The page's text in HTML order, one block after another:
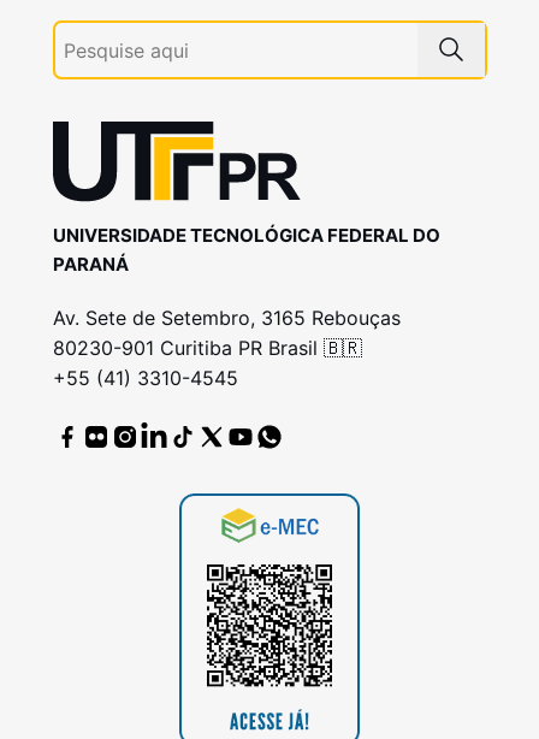
UNIVERSIDADE TECNOLÓGICA FEDERAL DO
PARANÁ
Av. Sete de Setembro, 3165 Rebouças
80230-901 Curitiba PR Brasil 🇧🇷
+55 (41) 3310-4545